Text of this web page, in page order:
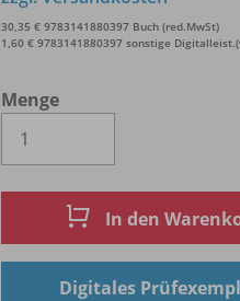
Menge
30,35 € 9783141880397 Buch (red.MwSt)
1,60 € 9783141880397 sonstige
In den
Digitales